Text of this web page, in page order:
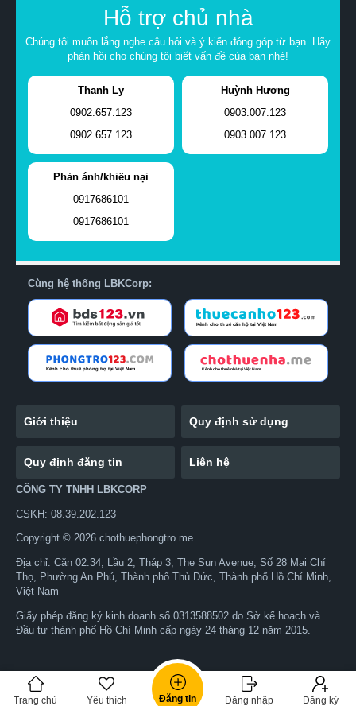
0919559679 Zalo Nhắn tin
Hỗ trợ chủ nhà
Chúng tôi muốn lắng nghe câu hỏi và ý kiến đóng góp từ bạn. Hãy
phản hồi cho chúng tôi biết vấn đề của bạn nhé!
Thanh Ly
0902.657.123
0902.657.123
Huỳnh Hương
0903.007.123
0903.007.123
Phản ánh/khiếu nại
0917686101
0917686101
Cùng hệ thống LBKCorp:
Giới thiệu Quy định sử dụng
Quy định đăng tin Liên hệ
CÔNG TY TNHH LBKCORP
CSKH: 08.39.202.123
Copyright © 2026 chothuephongtro.me
Địa chỉ: Căn 02.34, Lầu 2, Tháp 3, The Sun Avenue, Số 28 Mai Chí
Thọ, Phường An Phú, Thành phố Thủ Đức, Thành phố Hồ Chí Minh,
Việt Nam
Giấy phép đăng ký kinh doanh số 0313588502 do Sở kế hoạch và
Đầu tư thành phố Hồ Chí Minh cấp ngày 24 tháng 12 năm 2015.
Trang chủ Yêu thích Đăng tin Đăng nhập Đăng ký